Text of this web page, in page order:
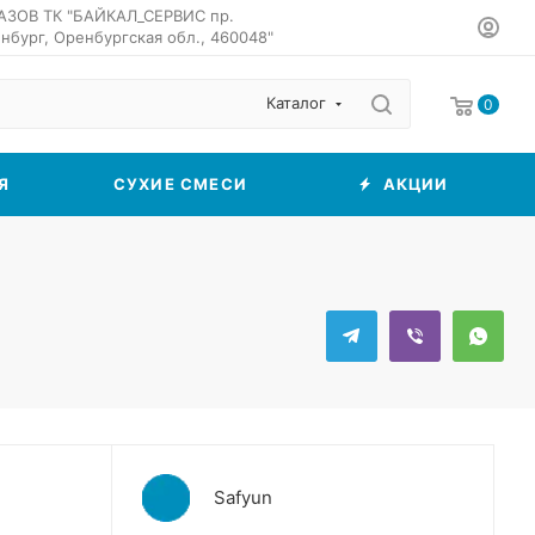
ТК "БАЙКАЛ_СЕРВИС пр.
Оренбургская обл., 460048"
Каталог 0
СУХИЕ СМЕСИ АКЦИИ
Safyun